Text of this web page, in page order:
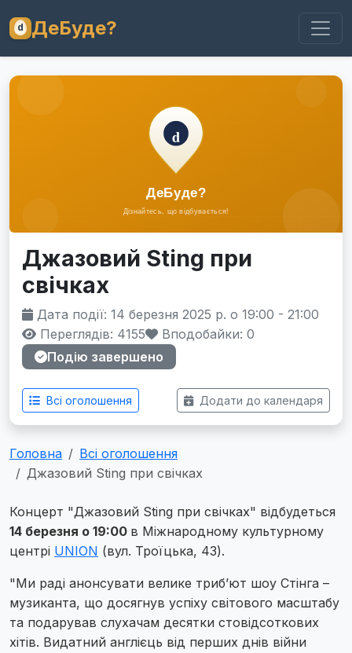
ДеБуде?
Джазовий Sting при
свічках
Дата події: 14 березня 2025 р. о 19:00 - 21:00
Переглядів: 4155
Вподобайки: 0
Подію завершено
Всі оголошення Додати до календаря
Головна
Всі оголошення
Джазовий Sting при свічках
Концерт "Джазовий Sting при свічках" відбудеться
14 березня о 19:00 в Міжнародному культурному
центрі UNION (вул. Троїцька, 43).
"Ми раді анонсувати велике триб’ют шоу Стінга –
музиканта, що досягнув успіху світового масштабу
та подарував слухачам десятки стовідсоткових
хітів. Видатний англієць від перших днів війни